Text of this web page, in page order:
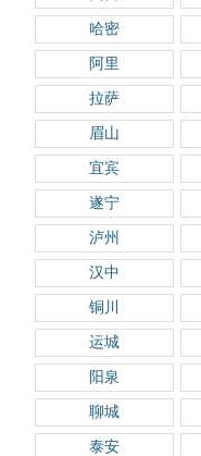
哈密
阿里
拉萨
眉山
宜宾
遂宁
泸州
汉中
铜川
运城
阳泉
聊城
泰安